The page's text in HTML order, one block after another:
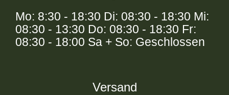
Mo: 8:30 - 18:30 Di: 08:30 - 18:30 Mi:
08:30 - 13:30 Do: 08:30 - 18:30 Fr:
08:30 - 18:00 Sa + So: Geschlossen
Versand